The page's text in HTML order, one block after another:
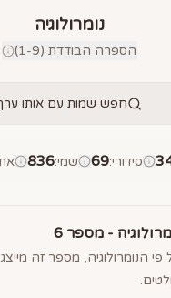
נומרולוגיה
הספרה הבודדת (1-9)
חפש שמות עם אותו
סידורי:
69 שמי:
836
- מספר 6
פי הנומרולוגיה, מספר זה מייצג